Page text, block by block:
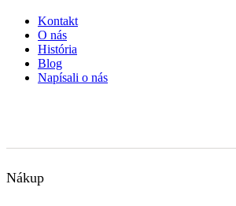
Kontakt
O nás
História
Blog
Napísali o nás
Nákup